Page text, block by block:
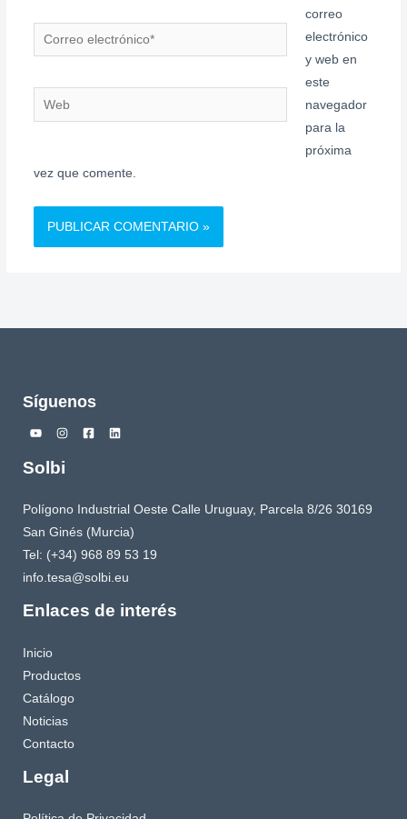
Correo
electrónico*
Web
correo
electrónico
y web en
este
navegador
para la
próxima
vez que comente.
Síguenos
Solbi
Polígono Industrial Oeste Calle Uruguay, Parcela 8/26 30169
San Ginés (Murcia)
Tel: (+34) 968 89 53 19
info.tesa@solbi.eu
Enlaces de interés
Inicio
Productos
Catálogo
Noticias
Contacto
Legal